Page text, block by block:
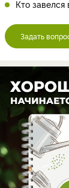
Кто завелся
Задать